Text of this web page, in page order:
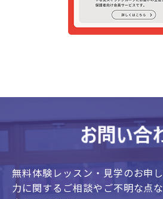
無料体験レッスン・見学のお申し
力に関するご相談やご不明な点な